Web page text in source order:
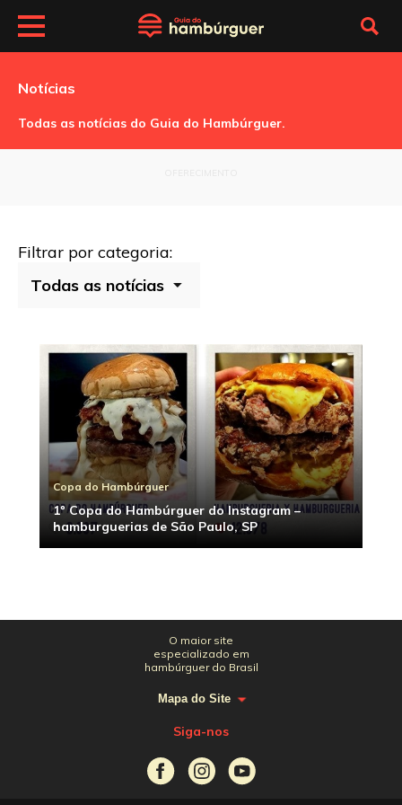
Notícias
Todas as notícias do Guia do Hambúrguer.
Filtrar por categoria:
Copa do Hambúrguer
1º Copa do Hambúrguer do Instagram –
hamburguerias de São Paulo, SP
O maior site
especializado em
hambúrguer do Brasil
Mapa do Site
Siga-nos